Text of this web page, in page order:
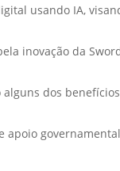
usando IA,
inovação da
dos
apoio